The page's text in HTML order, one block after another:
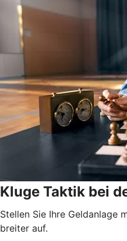
Kluge Taktik bei
Stellen Sie Ihre Geldanlage
breiter auf.